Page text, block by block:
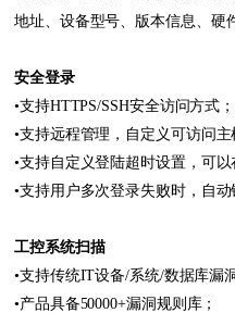
地址、设备型号、版本信息、硬
安全登录
•支持HTTPS/SSH安全访问方式；
•支持远程管理，自定义可访问主
•支持自定义登陆超时设置，可
•支持用户多次登录失败时，自动
工控系统扫描
•支持传统IT设备/系统/数据库漏
•产品具备50000+漏洞规则库；